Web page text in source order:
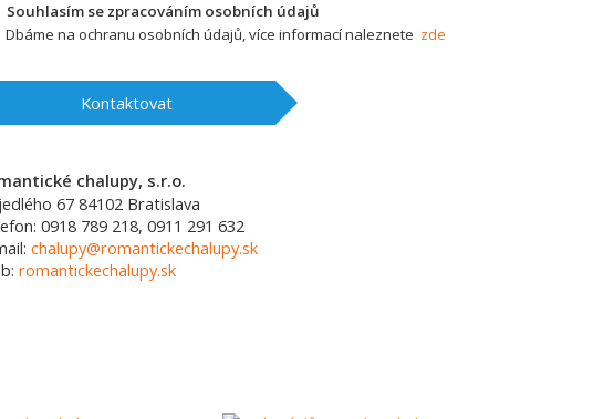
Souhlasím se zpracováním osobních údajů
Dbáme na ochranu osobních údajů, více informací naleznete zde
Kontaktovat
chalupy, s.r.o.
67 84102 Bratislava
0918 789 218, 0911 291 632
chalupy@romantickechalupy.sk
romantickechalupy.sk